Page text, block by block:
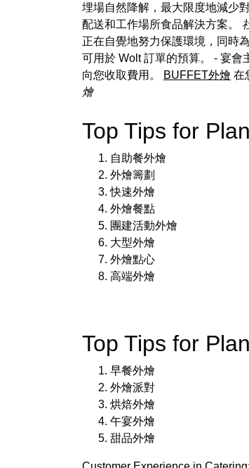
埋場自然降解，最大限度地減少
配送和工作場所食品解決方案。
正在自覺地努力保護環境，同時
可用於 Wolt 訂單的預算。 - 宴會
向您收取費用。
BUFFET外燴 在
燴
Top Tips for
自助餐外燴
外燴籌劃
快速外燴
外燴餐點
團建活動外燴
大型外燴
外燴點心
高端外燴
Top Tips for
早餐外燴
外燴派對
烘焙外燴
午宴外燴
甜品外燴